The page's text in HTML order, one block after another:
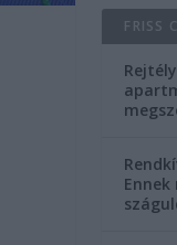
FRISS